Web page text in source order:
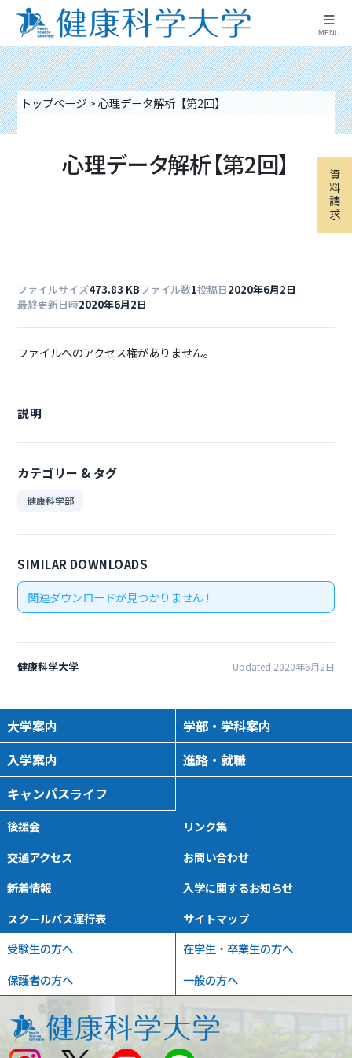
≡
MENU
資
料
請
求
トップページ>心理データ解析【第2回】
心理データ解析【第2回】
ファイルサイズ473.83 KBファイル数1投稿日2020年6月2日
最終更新日時2020年6月2日
ファイルへのアクセス権がありません。
説明
カテゴリー & タグ
健康科学部
SIMILAR DOWNLOADS
関連ダウンロードが見つかりません !
健康科学大学 Updated 2020年6月2日
大学案内
学部・学科案内
入学案内
進路・就職
キャンパスライフ
後援会
リンク集
交通アクセス
お問い合わせ
新着情報
入学に関するお知らせ
スクールバス運行表
サイトマップ
受験生の方へ
在学生・卒業生の方へ
保護者の方へ
一般の方へ